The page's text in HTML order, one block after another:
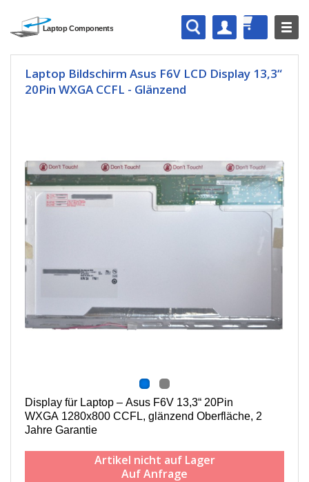
Laptop Bildschirm Asus F6V LCD Display 13,3“
20Pin WXGA CCFL - Glänzend
Display für Laptop – Asus F6V 13,3“ 20Pin
WXGA 1280x800 CCFL, g länzend Oberfläche, 2
Jahre Garantie
Artikel nicht auf Lager
Auf Anfrage